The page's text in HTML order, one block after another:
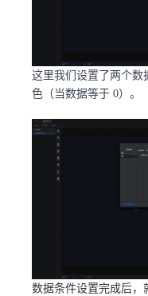
这里我们设置了两个数
色（当数据等于 0）。
数据条件设置完成后，